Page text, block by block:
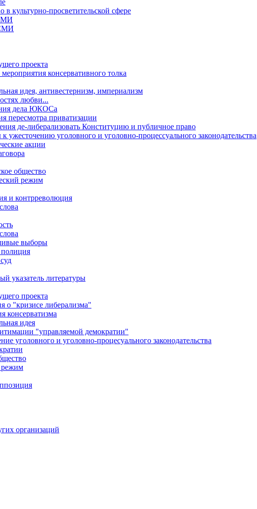
в культурно-просветительской сфере
проекта
консервативного толка
идея, антивестернизм, империализм
любви...
дела ЮКОСа
пересмотра приватизации
де-либерализовать Конституцию и публичное право
ужесточению уголовного и уголовно-процессуального законодательства
акции
общество
режим
и контрреволюция
выборы
указатель литературы
проекта
о "кризисе либерализма"
консерватизма
идея
"управляемой демократии"
уголовного и уголовно-процесуального законодательства
режим
организаций